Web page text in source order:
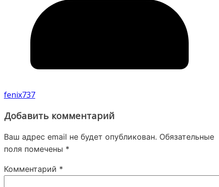
fenix737
Добавить комментарий
Ваш адрес email не будет опубликован. Обязательные
поля помечены *
Комментарий *